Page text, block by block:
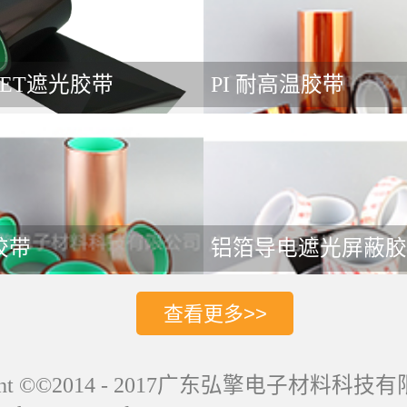
遮光胶带 PI 耐高温胶带
带 铝箔导电遮光屏蔽
©©2014 - 2017广东弘擎电子材料科技有